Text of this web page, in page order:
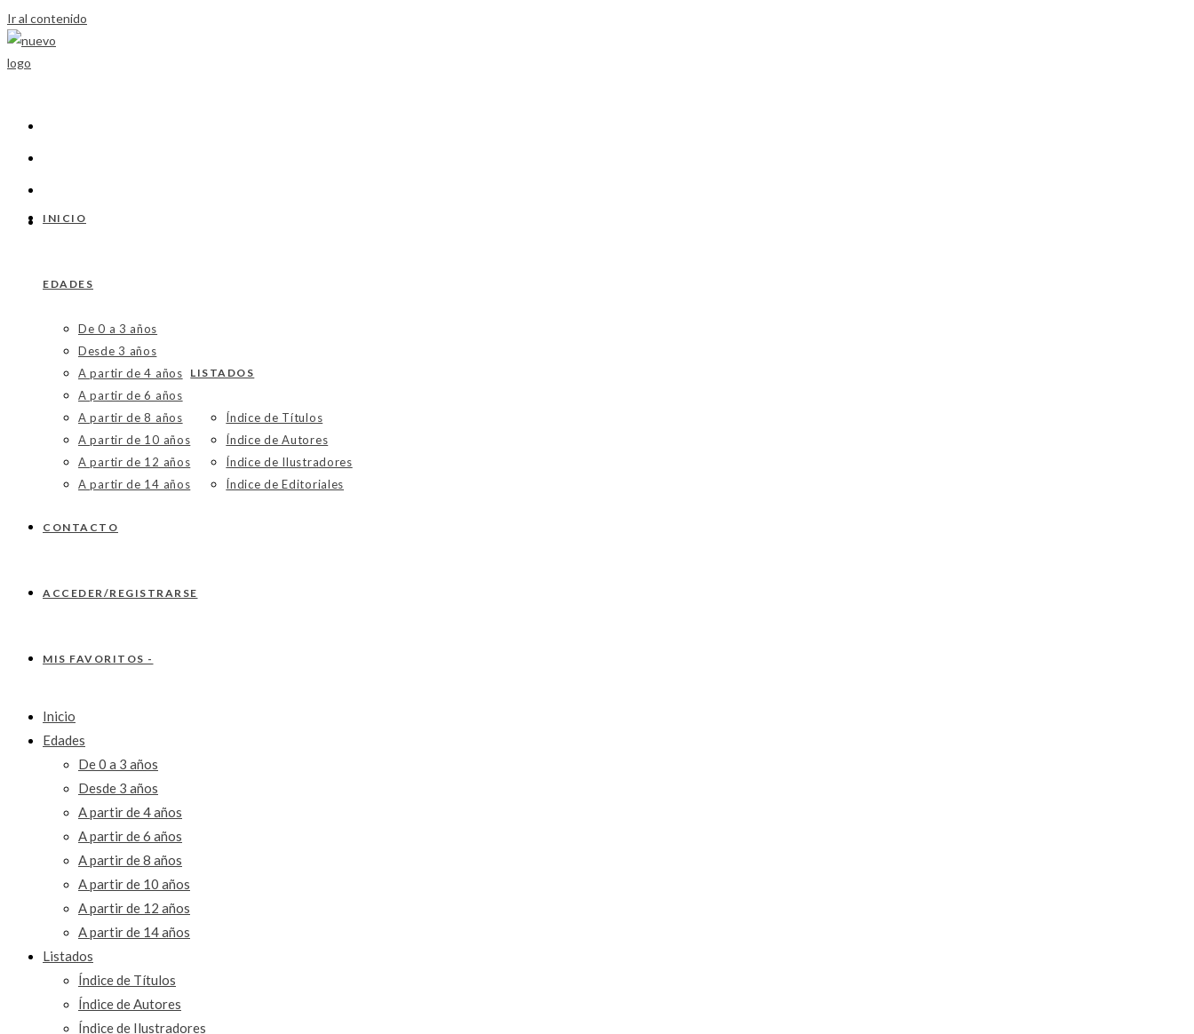
Ir al contenido
INICIO
EDADES
De 0 a 3 años
Desde 3 años
A partir de 4 años
A partir de 6 años
A partir de 8 años
A partir de 10 años
A partir de 12 años
A partir de 14 años
LISTADOS
Índice de Títulos
Índice de Autores
Índice de Ilustradores
Índice de Editoriales
CONTACTO
ACCEDER/REGISTRARSE
MIS FAVORITOS -
Inicio
Edades
De 0 a 3 años
Desde 3 años
A partir de 4 años
A partir de 6 años
A partir de 8 años
A partir de 10 años
A partir de 12 años
A partir de 14 años
Listados
Índice de Títulos
Índice de Autores
Índice de Ilustradores